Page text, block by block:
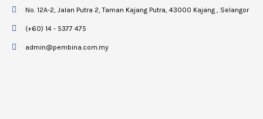
No. 12A-2, Jalan Putra 2, Taman Kajang Putra, 43000 Kajang , Selangor
(+60) 14 - 5377 475
admin@pembina.com.my